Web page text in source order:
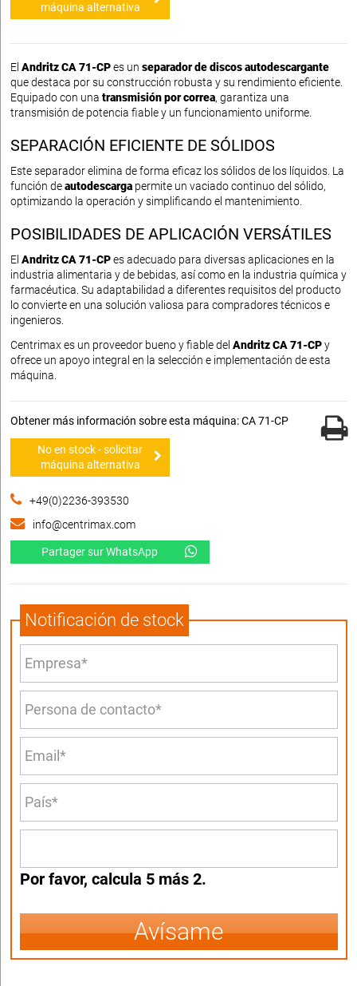
máquina alternativa
El Andritz CA 71-CPes un separador de discos autodescargante
que destaca por su construcción robusta y su rendimiento eficiente.
Equipado con una transmisión por correa, garantiza una
transmisión de potencia fiable y un funcionamiento uniforme.
SEPARACIÓN EFICIENTE DE SÓLIDOS
Este separador elimina de forma eficaz los sólidos de los líquidos. La
función deautodescarga permite un vaciado continuo del sólido,
optimizando la operación y simplificando el mantenimiento.
POSIBILIDADES DE APLICACIÓN VERSÁTILES
El Andritz CA 71-CPes adecuado para diversas aplicaciones en la
industria alimentaria y de bebidas, así como en la industria química y
farmacéutica. Su adaptabilidad a diferentes requisitos del producto
lo convierte en una solución valiosa para compradores técnicos e
ingenieros.
Centrimax es un proveedor bueno y fiable del Andritz CA 71-CPy
ofrece un apoyo integral en la selección e implementación de esta
máquina.
Obtener más información sobre esta máquina: CA 71-CP
No en stock - solicitar
máquina alternativa
+49(0)2236-393530
info@centrimax.com
Partager sur WhatsApp
Notificación de stock
Por favor, calcula 5 más 2.
Avísame